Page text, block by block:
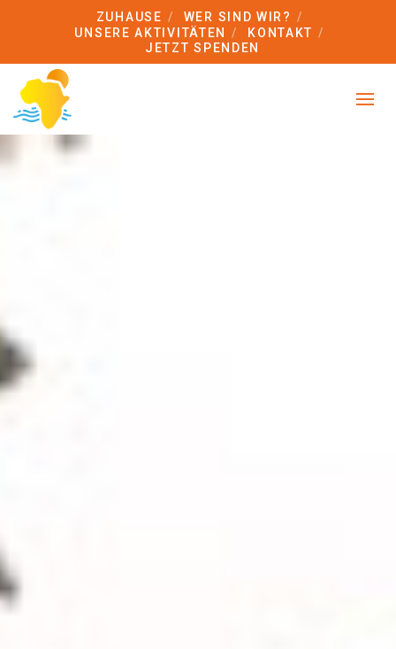
ZUHAUSE
WER SIND WIR?
UNSERE AKTIVITÄTEN
KONTAKT
JETZT SPENDEN